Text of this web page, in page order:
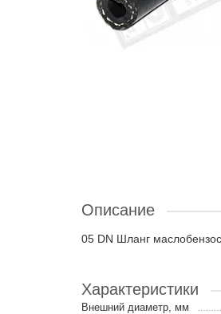
Описание
05 DN Шланг
Характеристики
Внешний диаметр, мм